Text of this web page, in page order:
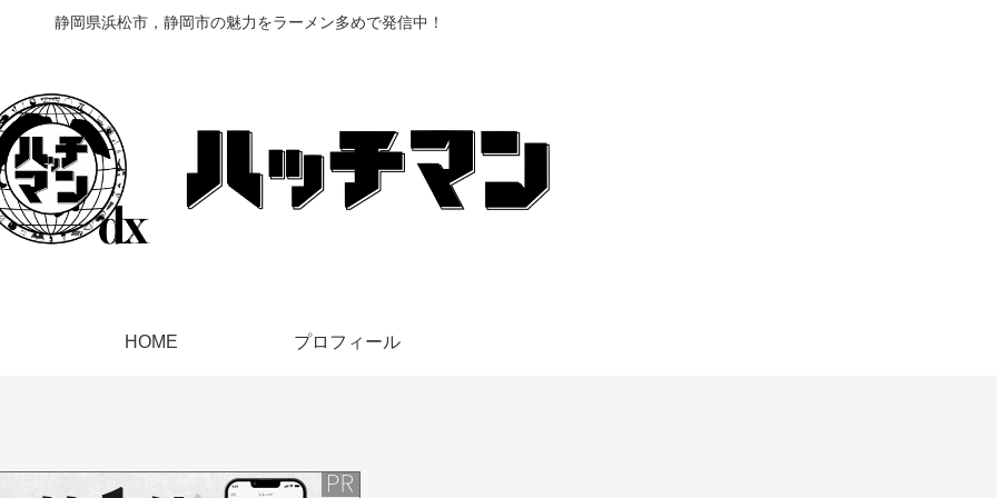
静岡県浜松市，静岡市の魅力をラーメン多めで発信中！
HOME プロフィール